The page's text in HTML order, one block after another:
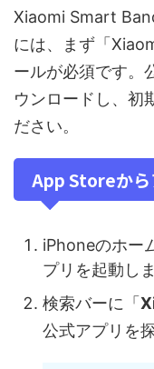
Xiaomi Smart
には、まず「
ールが必須です。
ウンロードし、初
ださい。
App Storeから
iPhoneのホー
プリを起動しま
検索バーに「
公式アプリを